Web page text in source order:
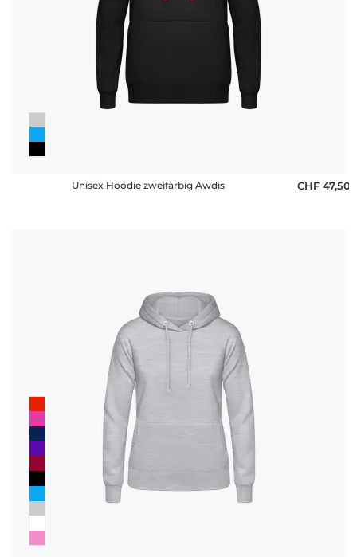
Unisex Hoodie zweifarbig Awdis CHF 47,50